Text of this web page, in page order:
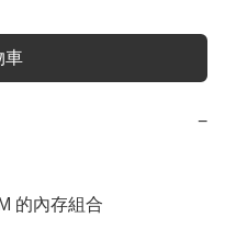
車
−
的內存組合